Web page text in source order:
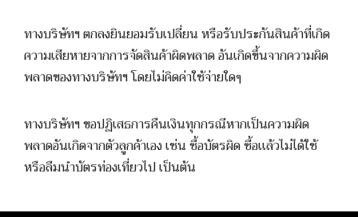
ทางบริษัทฯ ตกลงยินยอมรับเปลี่ยน หรือรับประกันสินค้าที่เกิด
ความเสียหายจากการจัดสินค้าผิดพลาด อันเกิดขึ้นจากความผิด
พลาดของทางบริษัทฯ โดยไม่คิดค่าใช้จ่ายใดๆ
ทางบริษัทฯ ขอปฏิเสธการคืนเงินทุกกรณีหากเป็นความผิด
พลาดอันเกิดจากตัวลูกค้าเอง เช่น ซื้อบัตรผิด ซื้อเเล้วไม่ได้ใช้
หรือลืมนำบัตรท่องเที่ยวไป เป็นต้น